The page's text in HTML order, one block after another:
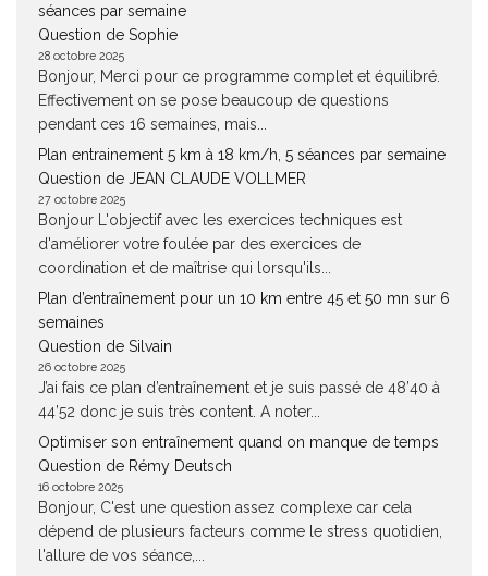
séances par semaine
Question de Sophie
28 octobre 2025
Bonjour, Merci pour ce programme complet et équilibré.
Effectivement on se pose beaucoup de questions
pendant ces 16 semaines, mais...
Plan entrainement 5 km à 18 km/h, 5 séances par semaine
Question de JEAN CLAUDE VOLLMER
27 octobre 2025
Bonjour L'objectif avec les exercices techniques est
d'améliorer votre foulée par des exercices de
coordination et de maîtrise qui lorsqu'ils...
Plan d’entraînement pour un 10 km entre 45 et 50 mn sur 6
semaines
Question de Silvain
26 octobre 2025
J’ai fais ce plan d’entraînement et je suis passé de 48’40 à
44’52 donc je suis très content. A noter...
Optimiser son entraînement quand on manque de temps
Question de Rémy Deutsch
16 octobre 2025
Bonjour, C'est une question assez complexe car cela
dépend de plusieurs facteurs comme le stress quotidien,
l'allure de vos séance,...